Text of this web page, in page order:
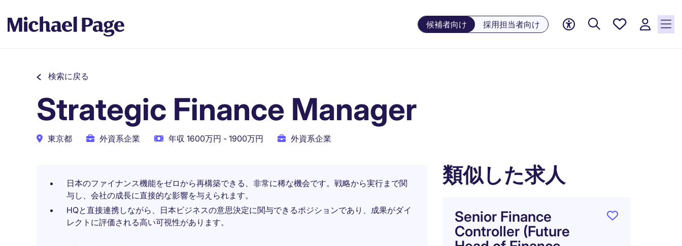
候補者向け 採用担当者向け
お気に
検索に戻る
Strategic Finance Manager
東京都 外資系企業 年収 1600万円 - 1900万円 外資系企業
日本のファイナンス機能をゼロから再構築できる、非常に稀な機会です。戦略から実行まで関
与し、会社の成長に直接的な影響を与えられます。
HQと直接連携しながら、日本ビジネスの意思決定に関与できるポジションであり、成果がダイ
レクトに評価される高い可視性があります。
類似した求人
Senior Finance
Controller (Future